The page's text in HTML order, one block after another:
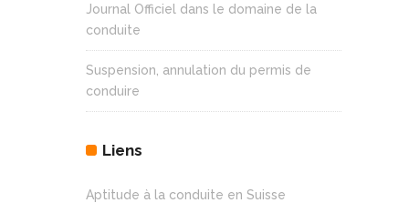
Journal Officiel dans le domaine de la
conduite
Suspension, annulation du permis de
conduire
Liens
Aptitude à la conduite en Suisse